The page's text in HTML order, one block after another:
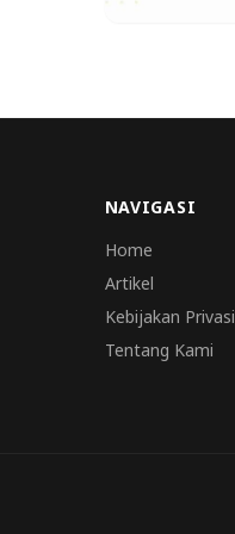
NAVIGASI
Home
Artikel
Kebijakan Privasi
Tentang Kami